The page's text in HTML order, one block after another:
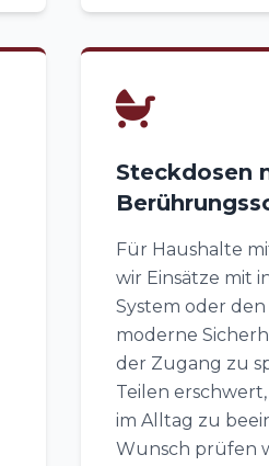
Steckdosen
Für Haushalte
wir Einsätze mit
System oder
moderne
der Zugang zu
Teilen
im Alltag zu
Wunsch prüfen